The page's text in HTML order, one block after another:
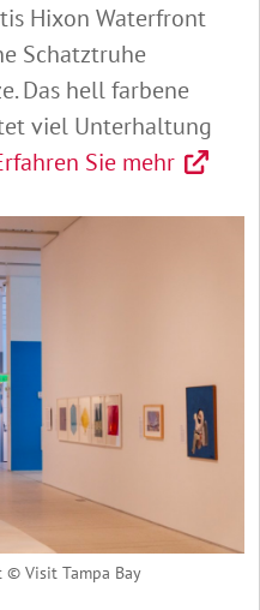
Hixon Waterfront
Schatztruhe
Das hell farbene
viel Unterhaltung
Sie mehr
© Visit Tampa Bay